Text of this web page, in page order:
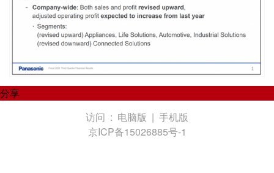
分享
访问 : 电脑版 | 手机版
京ICP备15026885号-1